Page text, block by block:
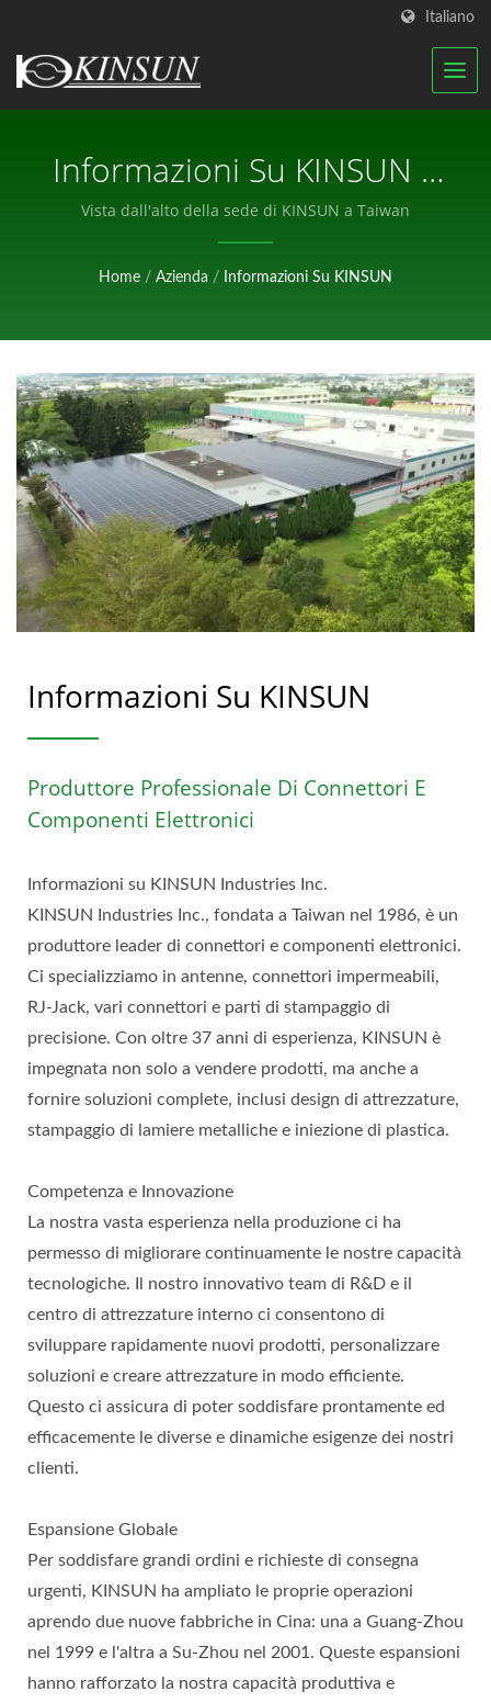
Italiano
Informazioni Su KINSUN |
Fabbricante Di Antenne RF
Certificate E Connettori
Vista dall'alto della sede di KINSUN a Taiwan
Home / Azienda / Informazioni Su KINSUN
Informazioni Su KINSUN
Produttore Professionale Di Connettori E
Componenti Elettronici
Informazioni su KINSUN Industries Inc.
KINSUN Industries Inc., fondata a Taiwan nel 1986, è un
produttore leader di connettori e componenti elettronici.
Ci specializziamo in antenne, connettori impermeabili,
RJ-Jack, vari connettori e parti di stampaggio di
precisione. Con oltre 37 anni di esperienza, KINSUN è
impegnata non solo a vendere prodotti, ma anche a
fornire soluzioni complete, inclusi design di attrezzature,
stampaggio di lamiere metalliche e iniezione di plastica.
Competenza e Innovazione
La nostra vasta esperienza nella produzione ci ha
permesso di migliorare continuamente le nostre capacità
tecnologiche. Il nostro innovativo team di R&D e il
centro di attrezzature interno ci consentono di
sviluppare rapidamente nuovi prodotti, personalizzare
soluzioni e creare attrezzature in modo efficiente.
Questo ci assicura di poter soddisfare prontamente ed
efficacemente le diverse e dinamiche esigenze dei nostri
clienti.
Espansione Globale
Per soddisfare grandi ordini e richieste di consegna
urgenti, KINSUN ha ampliato le proprie operazioni
aprendo due nuove fabbriche in Cina: una a Guang-Zhou
nel 1999 e l'altra a Su-Zhou nel 2001. Queste espansioni
hanno rafforzato la nostra capacità produttiva e